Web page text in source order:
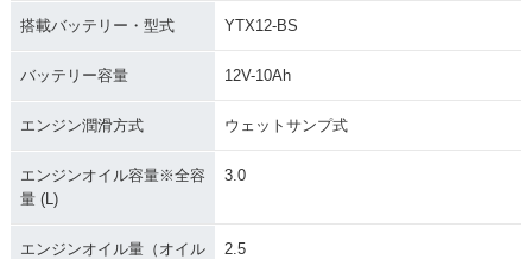
1999年 W650 アッ
プハンドル仕様・追
加
1999年 W650 ロー
ハンドル仕様・新登
搭載バッテリー・型式 YTX12-BS
バッテリー容量 12V-10Ah
エンジン潤滑方式 ウェットサンプ式
エンジンオイル容量※全容
量 (L)
3.0
エンジンオイル量（オイル
2.5